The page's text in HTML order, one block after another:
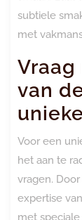
subtiele
met
Vraag
van
Voor een
het aan te
vragen.
expertise
met